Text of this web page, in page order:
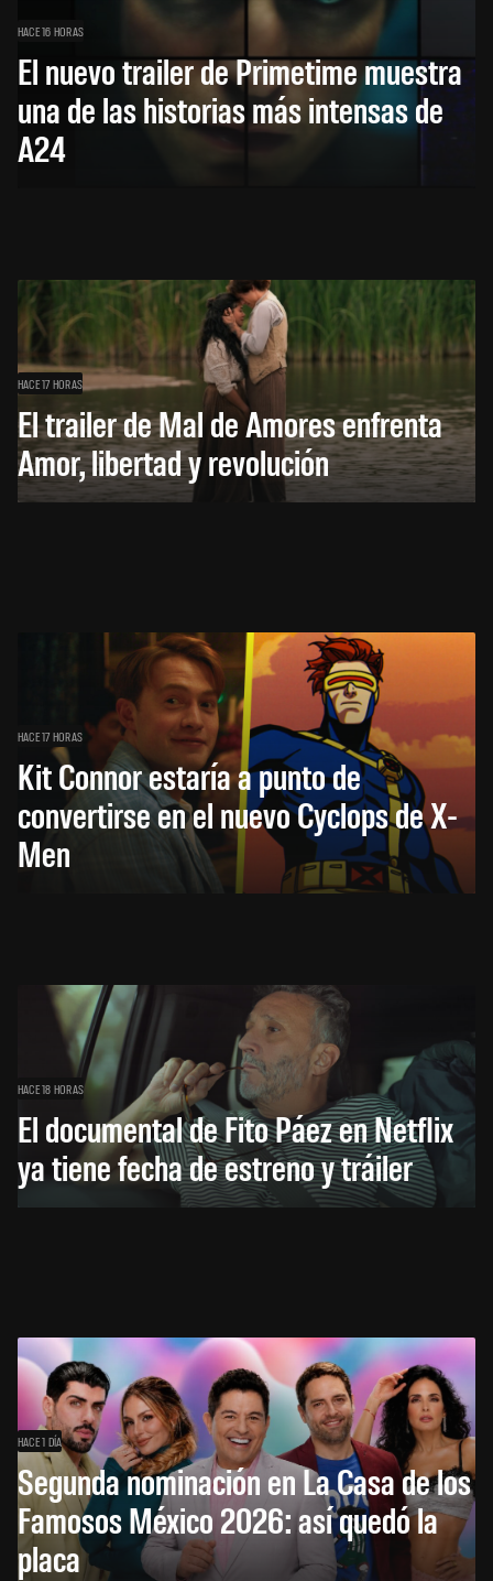
HACE 16 HORAS
El nuevo trailer de Primetime muestra
una de las historias más intensas de
A24
HACE 17 HORAS
El trailer de Mal de Amores enfrenta
Amor, libertad y revolución
HACE 17 HORAS
Kit Connor estaría a punto de
convertirse en el nuevo Cyclops de X-
Men
HACE 18 HORAS
El documental de Fito Páez en Netflix
ya tiene fecha de estreno y tráiler
HACE 1 DÍA
Segunda nominación en La Casa de los
Famosos México 2026: así quedó la
placa